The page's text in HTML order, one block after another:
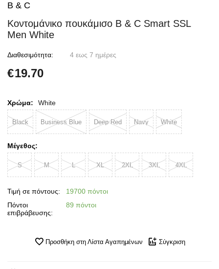
B & C
Κοντομάνικο πουκάμισο B & C Smart SSL
Men White
Διαθεσιμότητα: 4 εως 7 ημέρες
€19.70
Χρώμα: White
Black Business Blue Deep Red Navy White
Μέγεθος:
S M L XL 2XL 3XL 4XL
Τιμή σε πόντους:
19700 πόντοι
Πόντοι
επιβράβευσης:
89 πόντοι
Προσθήκη στη Λίστα Αγαπημένων Σύγκριση